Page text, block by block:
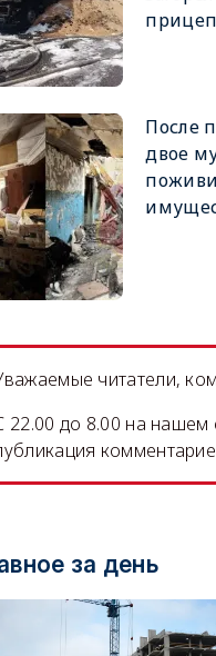
После
двое
читатели,
22.00 до 8.00 на нашем
за день